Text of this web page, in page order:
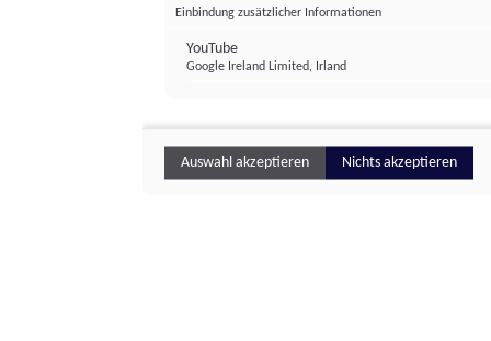
Einbindung zusätzlicher Informationen
YouTube
Google Ireland Limited, Irland
Auswahl akzeptieren Nichts akzeptieren